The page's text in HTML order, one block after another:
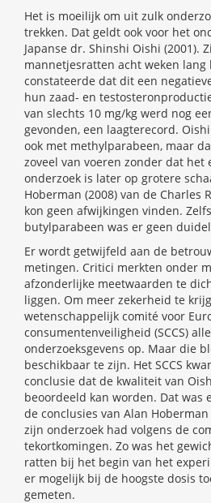
Het is moeilijk om uit zulk
trekken. Dat geldt ook voor het
Japanse dr. Shinshi Oishi (2001).
mannetjesratten acht weken
constateerde dat dit een
hun zaad- en
van slechts 10 mg/kg werd nog
gevonden, een laagterecord.
ook met methylparabeen, maar
zoveel van voeren zonder dat het
onderzoek is later op grotere
Hoberman (2008) van de Charles
kon geen afwijkingen vinden.
butylparabeen was er geen
Er wordt getwijfeld aan de
metingen. Critici merkten onder
afzonderlijke meetwaarden te
liggen. Om meer zekerheid te
wetenschappelijk comité voor
consumentenveiligheid (SCCS)
onderzoeksgevens op. Maar die
beschikbaar te zijn. Het SCCS
conclusie dat de kwaliteit van
beoordeeld kan worden. Dat was
de conclusies van Alan
zijn onderzoek had volgens de
tekortkomingen. Zo was het
ratten bij het begin van het
er mogelijk bij de hoogste dosis
gemeten.